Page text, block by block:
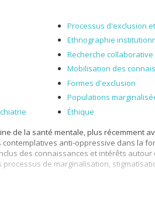
Processus d'exclusion
Ethnographie
Recherche collaborative
Mobilisation des
Formes d'exclusion
Populations
Éthique
de la santé mentale, plus récemment
anti-oppressive dans la
des connaissances et intérêts autour
de marginalisation,
critique et interdisciplinaire.
de recherche qui porte